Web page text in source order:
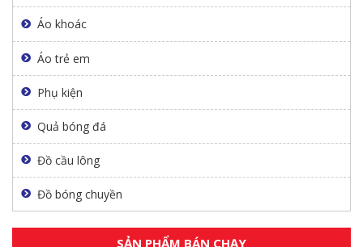
Áo khoác
Áo trẻ em
Phụ kiện
Quả bóng đá
Đồ cầu lông
Đồ bóng chuyền
SẢN PHẨM BÁN CHẠY